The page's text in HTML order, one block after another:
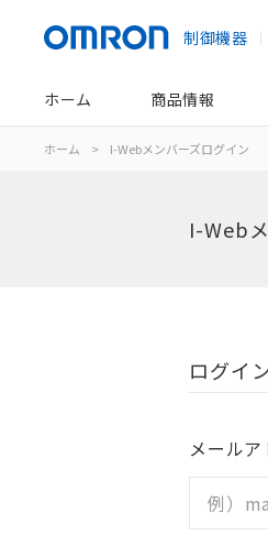
制御機器
ホーム 商品情報
ホーム > I-Webメンバーズログイン
I-Web
ログイ
メール